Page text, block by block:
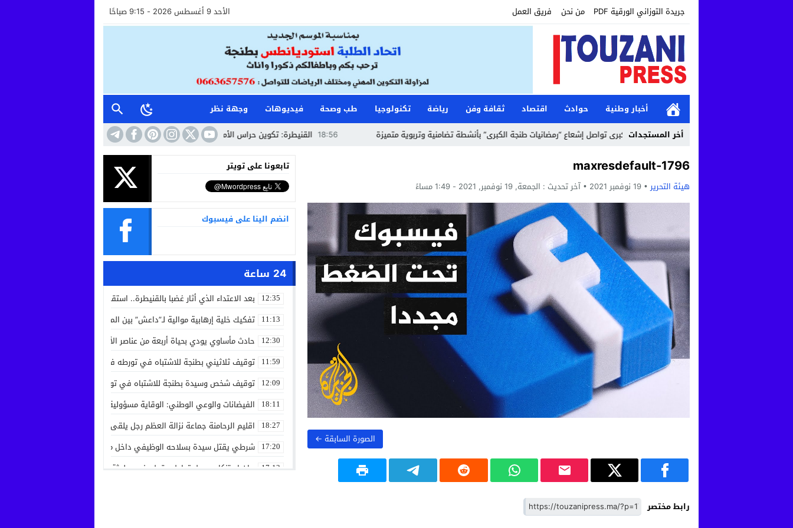
جريدة التوزاني الورقية PDF من نحن فريق العمل الأحد 9 أغسطس 2026 - 9:15 صباحًا
أخبار وطنية حوادث اقتصاد ثقافة وفن رياضة تكنولوجيا طب وصحة فيديوهات
وجهة نظر
أخر المستجدات
القنيطرة: تكوين حراس الأمن وأعوان الاستقبال خطوة نحو مستشفى أكثر إنسانية وأماناً مؤسسة طنجة الكبرى تواصل إشعاع “رمضانيات طنجة الكبرى” بأنشطة تضامنية وتربوية متميزة
1796-maxresdefault
هيئة التحرير 19 نوفمبر 2021 آخر تحديث : الجمعة, 19 نوفمبر, 2021 - 1:49 مساءً
الصورة السابقة ←
رابط مختصر
تابعونا على تويتر
انضم الينا على فيسبوك
24 ساعة
12:35 بعد الاعتداء الذي أثار غضبا بالقنيطرة.. استقرار الحالة الصحية لسائق
11:13 تفكيك خلية إرهابية موالية لـ”داعش” بين المغرب وإسبانيا في عملية أمنية
12:30 حادث مأساوي يودي بحياة أربعة من عناصر الأمن الوطني في مهمة رسمية
11:59 توقيف ثلاثيني بطنجة للاشتباه في تورطه في جريمة قتل داخل مستشفى بعد
12:09 توقيف شخص وسيدة بطنجة للاشتباه في تورطهما في تزوير شهادات
18:11 الفيضانات والوعي الوطني: الوقاية مسؤولية الجميع
18:27 اقليم الرحامنة جماعة نزالة العظم رجل يلقى حتفه بآلة جني الزيتون داخل
17:20 شرطي يقتل سيدة بسلاحه الوظيفي داخل منزله بسلا الجديدة
17:13 بيان استنكاري حول تداول مقطع فيديو لجثة مواطن من مدينة عيون سيدي